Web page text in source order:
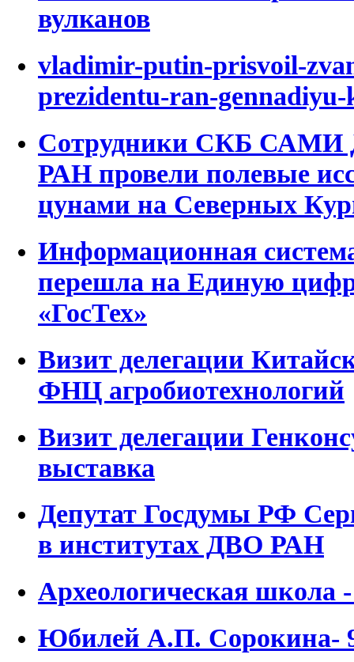
вулканов
vladimir-putin-prisvoil-
prezidentu-ran-
Сотрудники СКБ
РАН провели полевые
цунами на Северных
Информационная
перешла на Единую
«ГосТех»
Визит делегации
ФНЦ агробиотехнологий
Визит делегации
выставка
Депутат Госдумы РФ
в институтах ДВО РАН
Археологическая школа
Юбилей А.П. Сорокина-